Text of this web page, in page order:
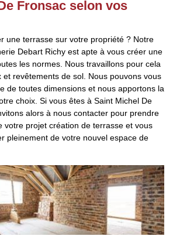
Fronsac selon vos
une terrasse sur votre propriété ? Notre
Debart Richy est apte à vous créer une
les normes. Nous travaillons pour cela
et revêtements de sol. Nous pouvons vous
de toutes dimensions et nous apportons la
choix. Si vous êtes à Saint Michel De
alors à nous contacter pour prendre
votre projet création de terrasse et vous
pleinement de votre nouvel espace de